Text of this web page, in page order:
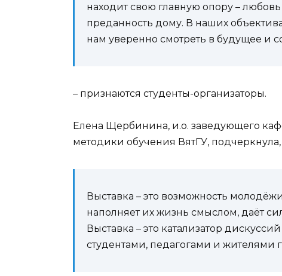
находит свою главную опору –
преданность дому. В наших
нам уверенно смотреть в будущее и
– признаются студенты-организаторы.
Елена Щербинина, и.о. заведующего
методики обучения ВятГУ, подчеркнула,
Выставка – это возможность
наполняет их жизнь смыслом, даёт
Выставка – это катализатор
студентами, педагогами и жителями